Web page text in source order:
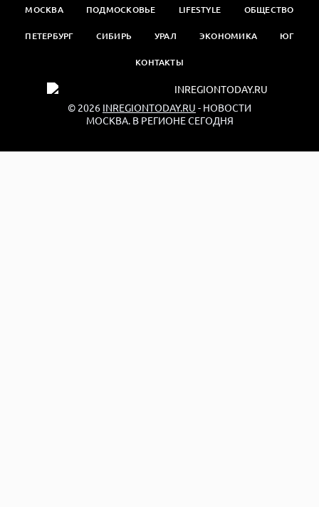
МОСКВА ПОДМОСКОВЬЕ LIFESTYLE ОБЩЕСТВО
ПЕТЕРБУРГ СИБИРЬ УРАЛ ЭКОНОМИКА ЮГ
КОНТАКТЫ
© 2026 INREGIONTODAY.RU - НОВОСТИ
МОСКВА. В РЕГИОНЕ СЕГОДНЯ